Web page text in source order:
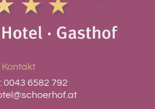
Kontakt
0043 6582 792